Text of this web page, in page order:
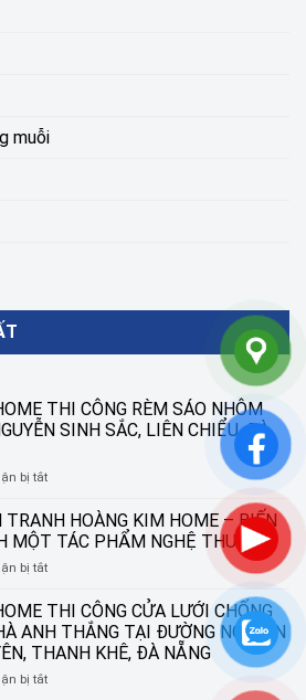
muỗi
THI CÔNG RÈM SÁO NHÔM
SINH SẮC, LIÊN CHIỂU, ĐÀ
bị tắtở
KIM
HOME
THI
CÔNG
SÁO
NHÔM
TẠI
ĐƯỜNG
NGUYỄN
TRANH HOÀNG KIM HOME – BIẾN
MỘT TÁC PHẨM NGHỆ THUẬT
bị tắtở
CUỐN
IN
TRANH
HOÀNG
KIM
THI CÔNG CỬA LƯỚI CHỐNG
ANH THẮNG TẠI ĐƯỜNG NGUYỄN
THANH KHÊ, ĐÀ NẴNG
bị tắtở